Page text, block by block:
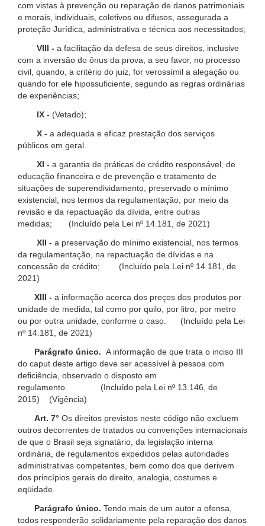
com vistas à prevenção ou reparação de danos patrimoniais
e morais, individuais, coletivos ou difusos, assegurada a
proteção Jurídica, administrativa e técnica aos necessitados;
VIII - a facilitação da defesa de seus direitos, inclusive
com a inversão do ônus da prova, a seu favor, no processo
civil, quando, a critério do juiz, for verossímil a alegação ou
quando for ele hipossuficiente, segundo as regras ordinárias
de experiências;
IX - (Vetado);
X - a adequada e eficaz prestação dos serviços
públicos em geral.
XI - a garantia de práticas de crédito responsável, de
educação financeira e de prevenção e tratamento de
situações de superendividamento, preservado o mínimo
existencial, nos termos da regulamentação, por meio da
revisão e da repactuação da dívida, entre outras
medidas; (Incluído pela Lei nº 14.181, de 2021)
XII - a preservação do mínimo existencial, nos termos
da regulamentação, na repactuação de dívidas e na
concessão de crédito; (Incluído pela Lei nº 14.181, de
2021)
XIII - a informação acerca dos preços dos produtos por
unidade de medida, tal como por quilo, por litro, por metro
ou por outra unidade, conforme o caso. (Incluído pela Lei
nº 14.181, de 2021)
Parágrafo único. A informação de que trata o inciso III
do caput deste artigo deve ser acessível à pessoa com
deficiência, observado o disposto em
regulamento. (Incluído pela Lei nº 13.146, de
2015) (Vigência)
Art. 7° Os direitos previstos neste código não excluem
outros decorrentes de tratados ou convenções internacionais
de que o Brasil seja signatário, da legislação interna
ordinária, de regulamentos expedidos pelas autoridades
administrativas competentes, bem como dos que derivem
dos princípios gerais do direito, analogia, costumes e
eqüidade.
Parágrafo único. Tendo mais de um autor a ofensa,
todos responderão solidariamente pela reparação dos danos